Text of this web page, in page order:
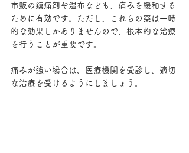
市販の鎮痛剤や湿布なども、痛みを緩和する
ために有効です。ただし、これらの薬は一時
的な効果しかありませんので、根本的な治療
を行うことが重要です。
痛みが強い場合は、医療機関を受診し、適切
な治療を受けるようにしましょう。